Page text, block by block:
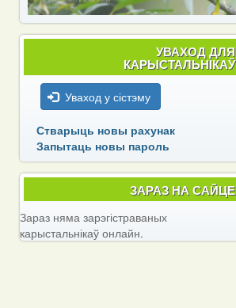
УВАХОД ДЛЯ
КАРЫСТАЛЬНІКАЎ
Уваход у сістэму
Стварыць новы рахунак
Запытаць новы пароль
ЗАРАЗ НА САЙЦЕ
Зараз няма зарэгістраваных
карыстальнікаў онлайн.